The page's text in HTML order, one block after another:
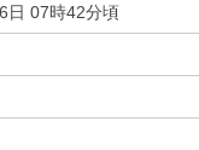
日 07時42分頃